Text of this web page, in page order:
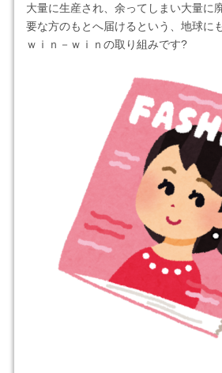
大量に生産され、余ってしまい大量に
要な方のもとへ届けるという、地球に
ｗｉｎ－ｗｉｎの取り組みです?